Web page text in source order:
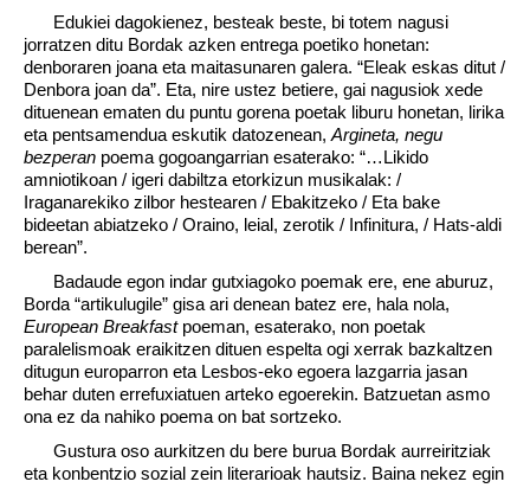
Edukiei dagokienez, besteak beste, bi totem nagusi
jorratzen ditu Bordak azken entrega poetiko honetan:
denboraren joana eta maitasunaren galera. “Eleak eskas ditut /
Denbora joan da”. Eta, nire ustez betiere, gai nagusiok xede
dituenean ematen du puntu gorena poetak liburu honetan, lirika
eta pentsamendua eskutik datozenean,Argineta, negu
bezperan poema gogoangarrian esaterako: “…Likido
amniotikoan / igeri dabiltza etorkizun musikalak: /
Iraganarekiko zilbor hestearen / Ebakitzeko / Eta bake
bideetan abiatzeko / Oraino, leial, zerotik / Infinitura, / Hats-aldi
berean”.
Badaude egon indar gutxiagoko poemak ere, ene aburuz,
Borda “artikulugile” gisa ari denean batez ere, hala nola,
European Breakfastpoeman, esaterako, non poetak
paralelismoak eraikitzen dituen espelta ogi xerrak bazkaltzen
ditugun europarron eta Lesbos-eko egoera lazgarria jasan
behar duten errefuxiatuen arteko egoerekin. Batzuetan asmo
ona ez da nahiko poema on bat sortzeko.
Gustura oso aurkitzen du bere burua Bordak aurreiritziak
eta konbentzio sozial zein literarioak hautsiz. Baina nekez egin